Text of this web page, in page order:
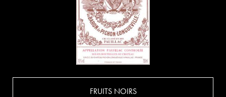
FRUITS NOIRS